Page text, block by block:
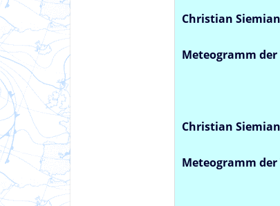
Christian
Meteogramm
Christian
Meteogramm